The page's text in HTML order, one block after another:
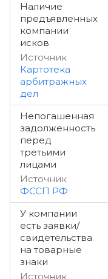
Наличие
предъявленных
компании
исков
Источник
Картотека
арбитражных
дел
Непогашенная
задолженность
перед
третьими
лицами
Источник
ФССП РФ
У компании
есть заявки/
свидетельства
на товарные
знаки
Источник